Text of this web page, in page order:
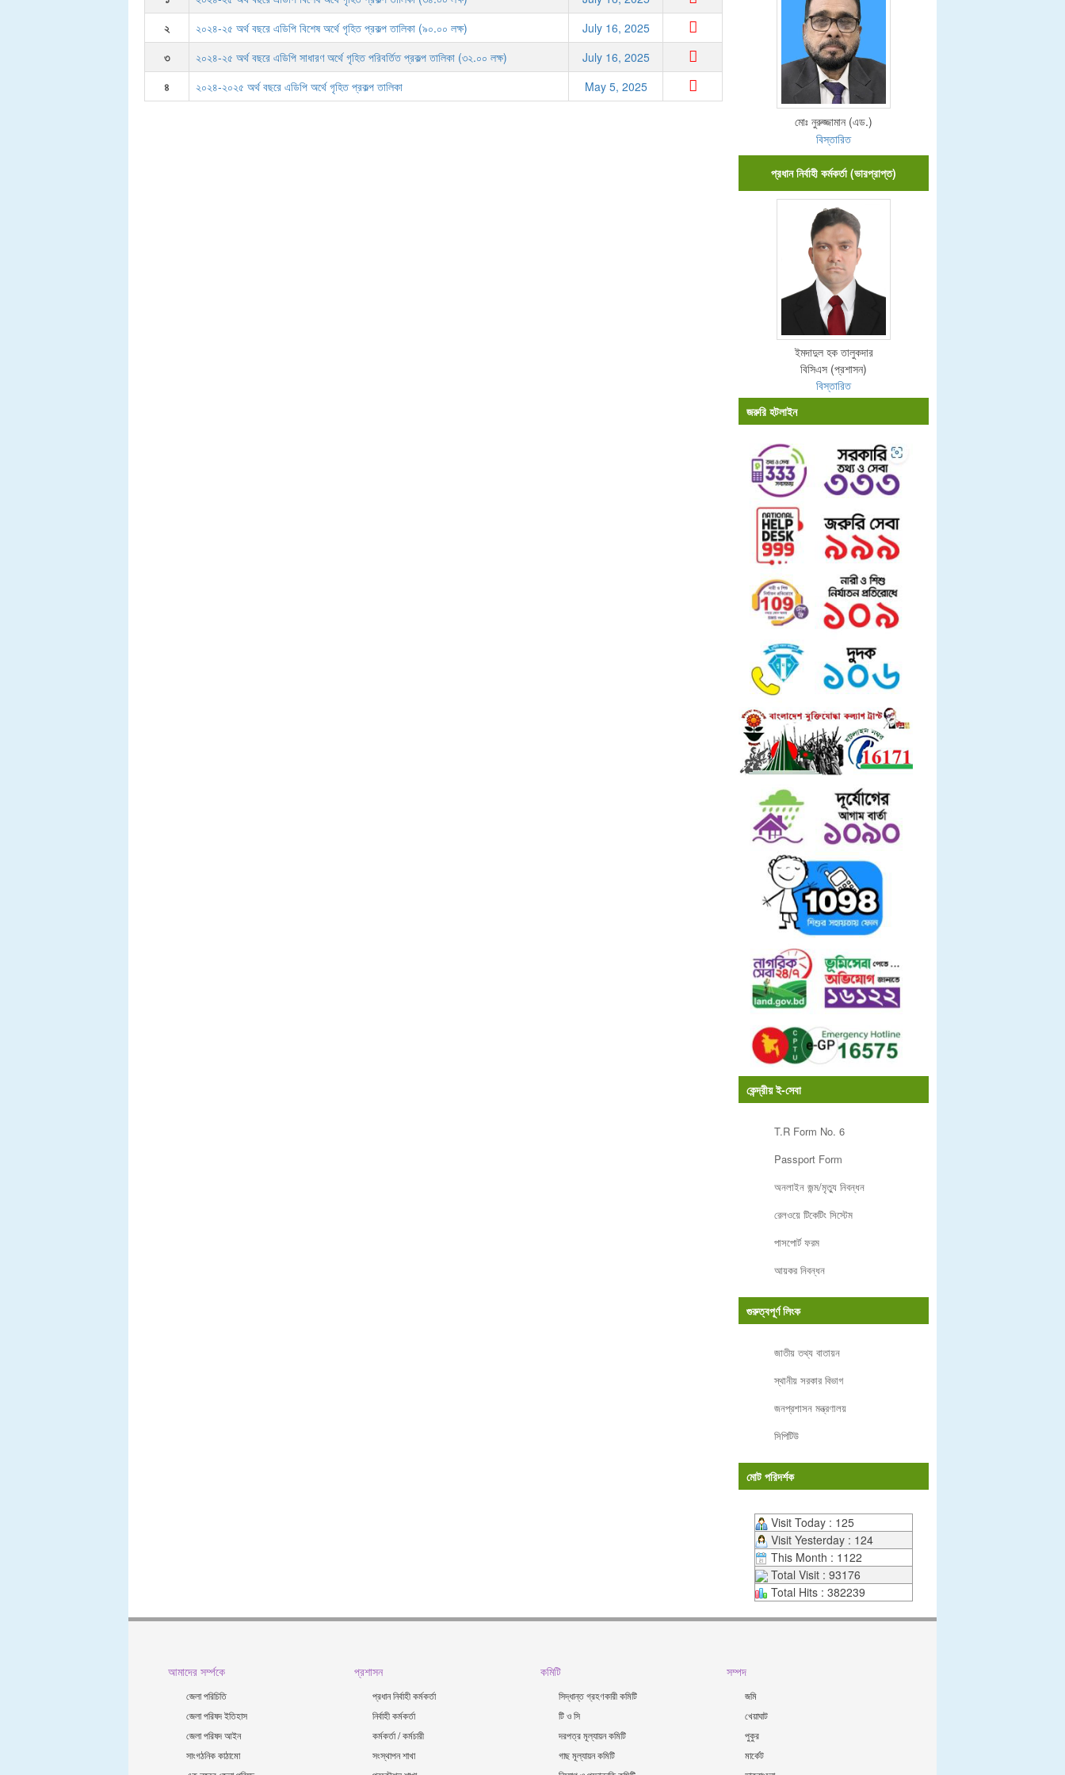
২
২০২৪-২৫ অর্থ বছরে এডিপি বিশেষ অর্থে গৃহিত প্রকল্প তালিকা (৯০.০০ লক্ষ)
July 16, 2025
৩
২০২৪-২৫ অর্থ বছরে এডিপি সাধারণ অর্থে গৃহিত পরিবর্তিত প্রকল্প তালিকা (৩২.০০ লক্ষ)
July 16, 2025
৪
২০২৪-২০২৫ অর্থ বছরে এডিপি অর্থে গৃহিত প্রকল্প তালিকা May 5, 2025
মোঃ নুরুজ্জামান (এড.)
বিস্তারিত
প্রধান নির্বাহী কর্মকর্তা (ভারপ্রাপ্ত)
ইমদাদুল হক তালুকদার
বিসিএস (প্রশাসন)
বিস্তারিত
জরুরি হটলাইন
কেন্দ্রীয় ই-সেবা
T.R Form No. 6
Passport Form
অনলাইন জন্ম/মৃত্যু নিবন্ধন
রেলওয়ে টিকেটিং সিস্টেম
পাসপোর্ট ফরম
আয়কর নিবন্ধন
গুরুত্বপূর্ণ লিংক
জাতীয় তথ্য বাতায়ন
স্থানীয় সরকার বিভাগ
জনপ্রশাসন মন্ত্রণালয়
সিপিটিউ
মোট পরিদর্শক
Visit Today : 125
Visit Yesterday : 124
This Month : 1122
Total Visit : 93176
Total Hits : 382239
আমাদের সর্ম্পকে
জেলা পরিচিতি
জেলা পরিষদ ইতিহাস
জেলা পরিষদ আইন
সাংগঠনিক কাঠামো
প্রশাসন
প্রধান নির্বাহী কর্মকর্তা
নির্বাহী কর্মকর্তা
কর্মকর্তা / কর্মচারী
সংস্থাপন শাখা
কমিটি
সিদ্ধান্ত গ্রহণকারী কমিটি
টি ও সি
দরপত্র মূল্যায়ন কমিটি
গাছ মূল্যায়ন কমিটি
সম্পদ
জমি
খেয়াঘাট
পুকুর
মার্কেট